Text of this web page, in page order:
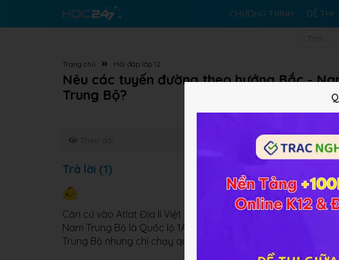
CHƯƠNG TRÌNH ĐỀ THI
Trang chủ Hỏi đáp lớp 12
Nêu các tuyến đường theo hướng Bắc -
Trung Bộ?
Theo dõi
Trả lời (1)
Căn cứ vào Atlat Địa lí Việt Nam trang 28, các tuyến đường
Nam Trung Bộ là Quốc lộ 1A và đường sắt Bắc -Nam.
Trung Bộ nhưng chỉ chạy qua Quảng Nam